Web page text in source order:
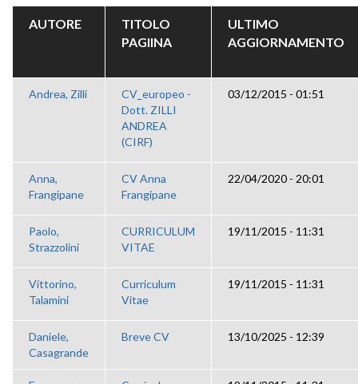
AUTORE
TITOLO
PAGIINA
ULTIMO
AGGIORNAMENTO
Andrea, Zilli
CV_europeo -
Dott. ZILLI
ANDREA
(CIRF)
03/12/2015 - 01:51
Anna,
Frangipane
CV Anna
Frangipane
22/04/2020 - 20:01
Paolo,
Strazzolini
CURRICULUM
VITAE
19/11/2015 - 11:31
Vittorino,
Talamini
Curriculum
Vitae
19/11/2015 - 11:31
Daniele,
Casagrande
Breve CV 13/10/2025 - 12:39